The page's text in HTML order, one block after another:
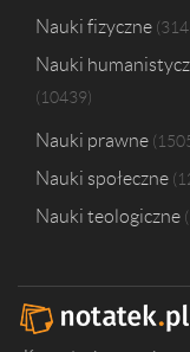
Nauki fizyczne
Nauki
10439
Nauki prawne
Nauki społeczne
Nauki teologiczne